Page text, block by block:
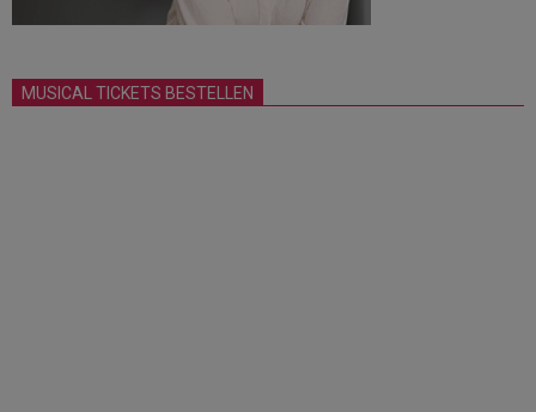
MUSICAL TICKETS BESTELLEN